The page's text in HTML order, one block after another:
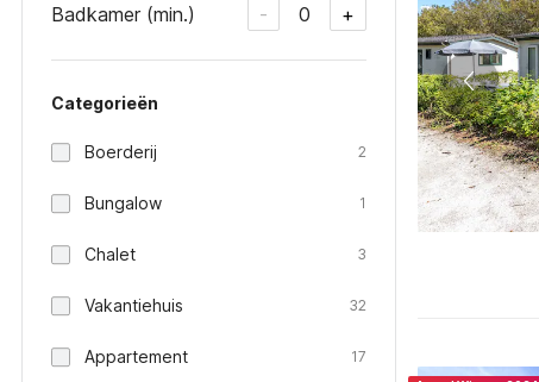
Badkamer (min.) - 0 +
Categorieën
Boerderij 2
Bungalow 1
Chalet 3
Vakantiehuis 32
Appartement 17